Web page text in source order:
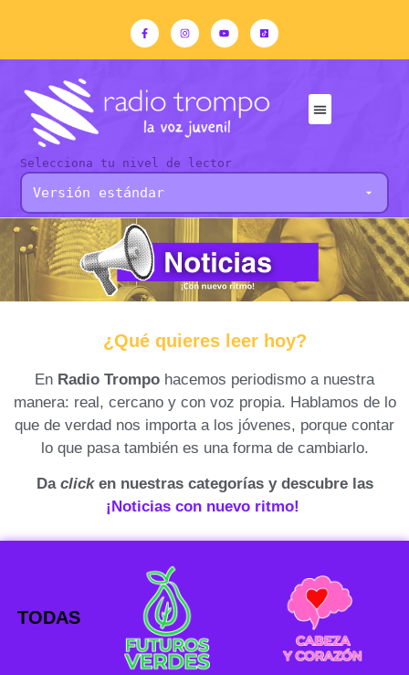
Selecciona tu nivel de lector
¿Qué quieres leer hoy?
En Radio Trompo hacemos periodismo a nuestra
manera: real, cercano y con voz propia. Hablamos de lo
que de verdad nos importa a los jóvenes, porque contar
lo que pasa también es una forma de cambiarlo.
Da clicken nuestras categorías y descubre las
¡Noticias con nuevo ritmo!
TODAS